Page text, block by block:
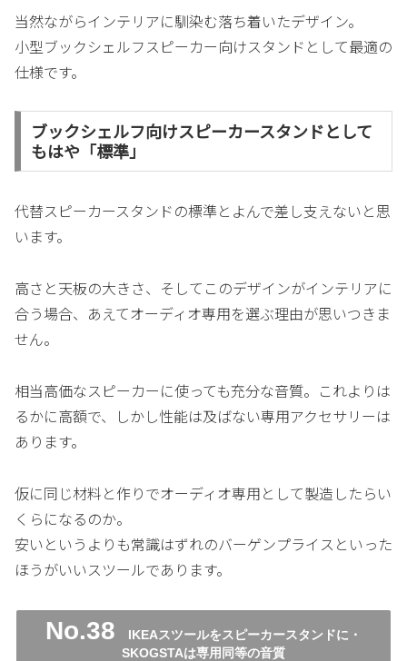
当然ながらインテリアに馴染む落ち着いたデザイン。
小型ブックシェルフスピーカー向けスタンドとして最適の
仕様です。
ブックシェルフ向けスピーカースタンドとして
もはや「標準」
代替スピーカースタンドの標準とよんで差し支えないと思
います。
高さと天板の大きさ、そしてこのデザインがインテリアに
合う場合、あえてオーディオ専用を選ぶ理由が思いつきま
せん。
相当高価なスピーカーに使っても充分な音質。これよりは
るかに高額で、しかし性能は及ばない専用アクセサリーは
あります。
仮に同じ材料と作りでオーディオ専用として製造したらい
くらになるのか。
安いというよりも常識はずれのバーゲンプライスといった
ほうがいいスツールであります。
No.38 IKEAスツールをスピーカースタンドに・
SKOGSTAは専用同等の音質